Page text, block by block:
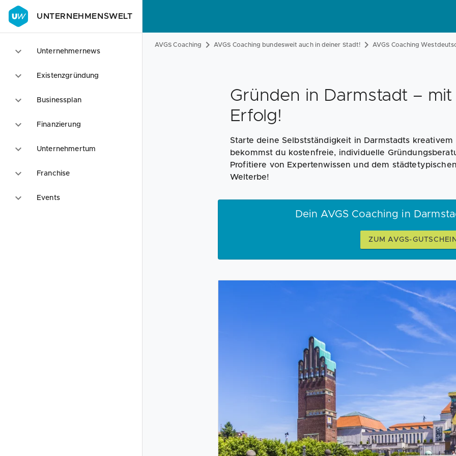
UNTERNEHMENSWELT
Unternehmernews
Existenzgründung
Businessplan
Finanzierung
Unternehmertum
Franchise
Events
AVGS Coaching AVGS Coaching bundesweit auch in deiner Stadt! AVGS Coaching
Gründen in Darmstadt – mit
Erfolg!
Starte deine Selbstständigkeit in Darmstadts
bekommst du kostenfreie, individuelle
Profitiere von Expertenwissen und dem
Welterbe!
Dein AVGS Coaching in
ZUM AVGS-